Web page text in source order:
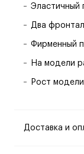
Эластичный
Два
Фирменный
На модели
Рост
Доставка и